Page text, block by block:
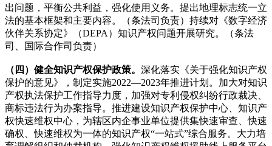
出问题，平衡公共利益，强化使用义务。提出地理标志统一立
法的基本框架和主要内容。（条法司负责）持续对《数字经济
伙伴关系协定》（DEPA）知识产权问题开展研究。（条法
司、国际合作司负责）
（四）健全知识产权保护政策。 深化落实《关于强化知识产权
保护的意见》，制定实施2022—2023年推进计划。加大对知识
产权执法保护工作指导力度，加强对专利侵权纠纷行政裁决、
商标违法行为办案指导。推进建设知识产权保护中心、知识产
权快速维权中心，为辖区内企事业单位提供集快速审查、快速
确权、快速维权为一体的知识产权“一站式”综合服务。大力培